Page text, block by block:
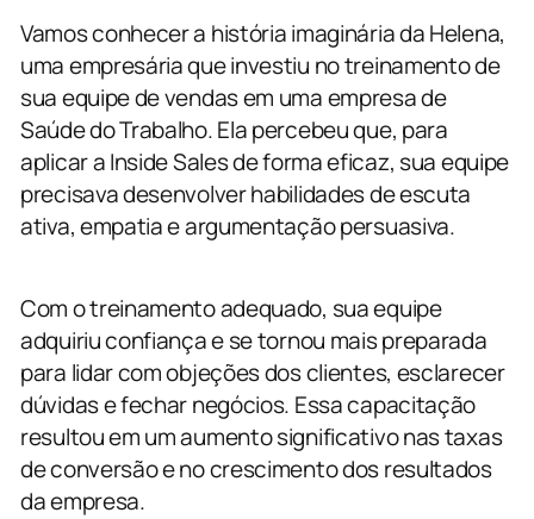
Vamos conhecer a história imaginária da Helena,
uma empresária que investiu no treinamento de
sua equipe de vendas em uma empresa de
Saúde do Trabalho. Ela percebeu que, para
aplicar a Inside Sales de forma eficaz, sua equipe
precisava desenvolver habilidades de escuta
ativa, empatia e argumentação persuasiva.
Com o treinamento adequado, sua equipe
adquiriu confiança e se tornou mais preparada
para lidar com objeções dos clientes, esclarecer
dúvidas e fechar negócios. Essa capacitação
resultou em um aumento significativo nas taxas
de conversão e no crescimento dos resultados
da empresa.